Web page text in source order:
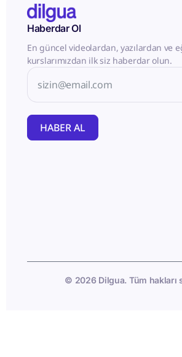
Haberdar Ol
En güncel videolardan, yazılardan ve
kurslarımızdan ilk siz haberdar olun.
HABER AL
© 2026 Dilgua. Tüm hakları